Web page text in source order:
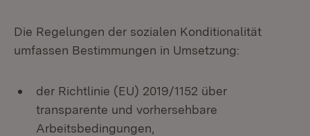
Die Regelungen der sozialen Konditionalität
umfassen Bestimmungen in Umsetzung:
der Richtlinie (EU) 2019/1152 über
transparente und vorhersehbare
Arbeitsbedingungen,